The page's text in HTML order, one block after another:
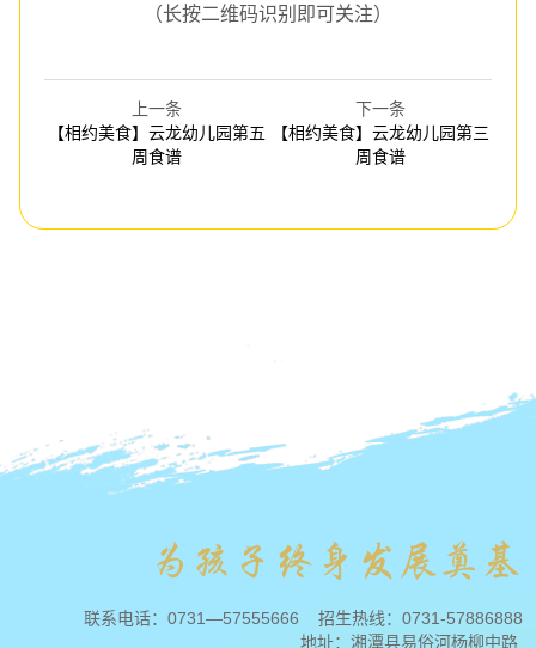
（长按二维码识别即可关注）
上一条
【相约美食】云龙幼儿园第五
周食谱
下一条
【相约美食】云龙幼儿园第三
周食谱
联系电话： 0731—57555666 招生热线： 0731-57886888
地址：湘潭县易俗河杨柳中路